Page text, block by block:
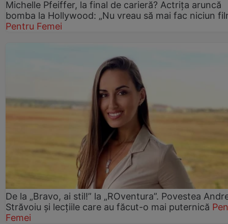
Michelle Pfeiffer, la final de carieră? Actrița aruncă
bomba la Hollywood: „Nu vreau să mai fac niciun
Pentru Femei
De la „Bravo, ai stil!” la „ROventura”. Povestea
Străvoiu și lecțiile care au făcut-o mai puternică
Femei